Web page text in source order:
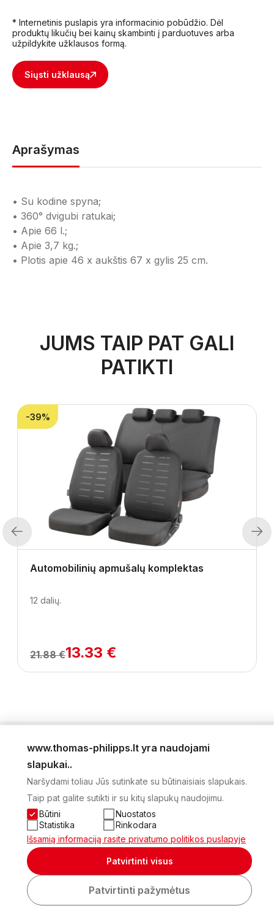
* Internetinis puslapis yra informacinio pobūdžio. Dėl
produktų likučių bei kainų skambinti į parduotuves arba
užpildykite užklausos formą.
Siųsti užklausą
Aprašymas
• Su kodine spyna;
• 360° dvigubi ratukai;
• Apie 66 l.;
• Apie 3,7 kg.;
• Plotis apie 46 x aukštis 67 x gylis 25 cm.
JUMS TAIP PAT GALI
PATIKTI
Previous
-39%
Automobilinių apmušalų komplektas
12 dalių.
21.88 €13.33 €
Next
NAUJIENLAIŠKIS
APIE MUS
KONTAKTAI
PRIVATUMO POLITIKA
SĄSKAITA
2026 Visos teisės saugomos © UAB Thomas Philips Baltex
Sukurta:
www.thomas-philipps.lt yra naudojami
slapukai..
Naršydami toliau Jūs sutinkate su būtinaisiais slapukais.
Taip pat galite sutikti ir su kitų slapukų naudojimu.
Būtini
Nuostatos
Statistika
Rinkodara
Išsamią informaciją rasite privatumo politikos puslapyje
Patvirtinti visus
Patvirtinti pažymėtus